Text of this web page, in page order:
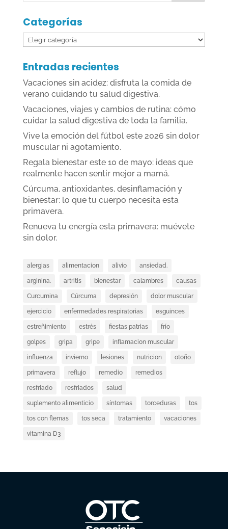
Categorías
Categorías
Entradas recientes
Vacaciones sin acidez: disfruta la comida de
verano cuidando tu salud digestiva.
Vacaciones, viajes y cambios de rutina: cómo
cuidar la salud digestiva de toda la familia.
Vive la emoción del fútbol este 2026 sin dolor
muscular ni agotamiento.
Regala bienestar este 10 de mayo: ideas que
realmente hacen sentir mejor a mamá.
Cúrcuma, antioxidantes, desinflamación y
bienestar: lo que tu cuerpo necesita esta
primavera.
Renueva tu energía esta primavera: muévete
sin dolor.
alergias alimentacion alivio ansiedad.
arginina. artritis bienestar calambres causas
Curcumina Cúrcuma depresión dolor muscular
ejercicio enfermedades respiratorias esguinces
estreñimiento estrés fiestas patrias frío
golpes gripa gripe inflamacion muscular
influenza invierno lesiones nutricion otoño
primavera reflujo remedio remedios
resfriado resfriados salud
suplemento alimenticio síntomas torceduras tos
tos con flemas tos seca tratamiento vacaciones
vitamina D3